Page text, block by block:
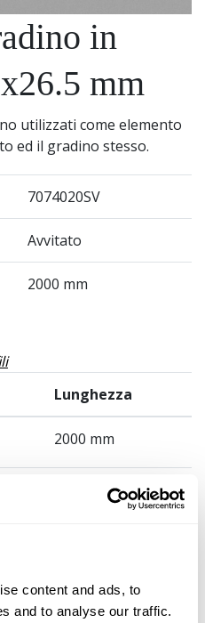
content and ads, to
and to analyse our traffic.
in
mm
utilizzati come elemento
ed il gradino stesso.
7074020SV
Avvitato
2000 mm
Lunghezza
2000 mm
1000 mm
2000 mm